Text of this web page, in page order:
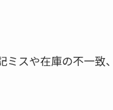
スや在庫の不一致、